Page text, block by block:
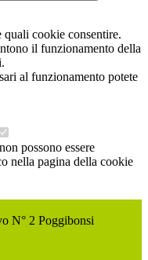
quali cookie consentire.
il funzionamento della
al funzionamento potete
possono essere
nella pagina della cookie
N° 2 Poggibonsi